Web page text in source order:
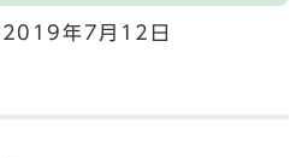
2019年7月12日